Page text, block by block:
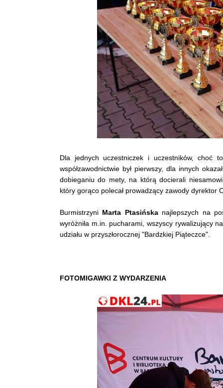
Dla jednych uczestniczek i uczestników, choć
współzawodnictwie był pierwszy, dla innych
dobieganiu do mety, na którą docierali
który gorąco polecał prowadzący zawody dyrektor
Burmistrzyni Marta Ptasińskanajlepszych na
wyróżniła m.in. pucharami, wszyscy rywalizujący
udziału w przyszłorocznej "Bardzkiej Piąteczce".
FOTOMIGAWKI Z WYDARZENIA